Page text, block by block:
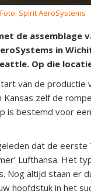
Spirit AeroSystems
de assemblage
in
Op die
van de productie
zelf de
is bestemd voor
dat de eerste
Lufthansa. Het
Nog altijd staan er
hoofdstuk in het